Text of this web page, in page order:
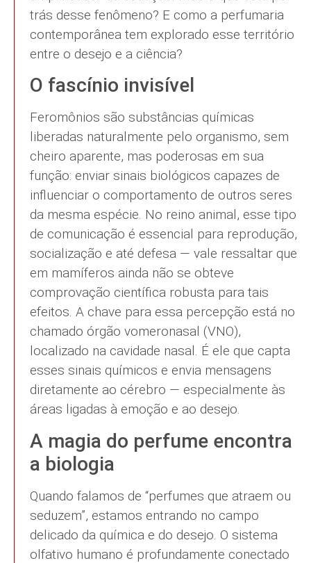
trás desse fenômeno? E como a perfumaria
contemporânea tem explorado esse território
entre o desejo e a ciência?
O fascínio invisível
Feromônios são substâncias químicas
liberadas naturalmente pelo organismo, sem
cheiro aparente, mas poderosas em sua
função: enviar sinais biológicos capazes de
influenciar o comportamento de outros seres
da mesma espécie. No reino animal, esse tipo
de comunicação é essencial para reprodução,
socialização e até defesa — vale ressaltar que
em mamíferos ainda não se obteve
comprovação científica robusta para tais
efeitos. A chave para essa percepção está no
chamado órgão vomeronasal (VNO),
localizado na cavidade nasal. É ele que capta
esses sinais químicos e envia mensagens
diretamente ao cérebro — especialmente às
áreas ligadas à emoção e ao desejo.
A magia do perfume encontra
a biologia
Quando falamos de “perfumes que atraem ou
seduzem”, estamos entrando no campo
delicado da química e do desejo. O sistema
olfativo humano é profundamente conectado